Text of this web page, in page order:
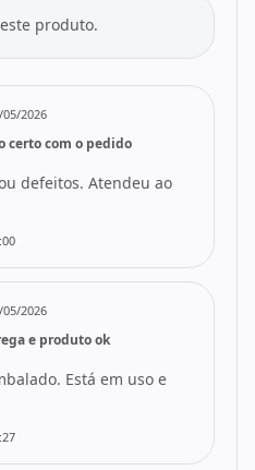
produto.
05/2026
certo com o pedido
defeitos. Atendeu ao
05/2026
e produto ok
Está em uso e